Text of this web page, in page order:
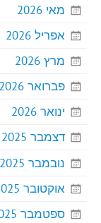
מאי 2026
אפריל 2026
מרץ 2026
פברואר 2026
ינואר 2026
דצמבר 2025
נובמבר 2025
אוקטובר 2025
ספטמבר 2025